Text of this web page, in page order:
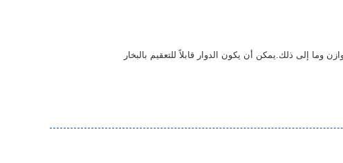
إلى ذلك.يمكن أن يكون الدوار قابلاً للتعقيم بالبخار